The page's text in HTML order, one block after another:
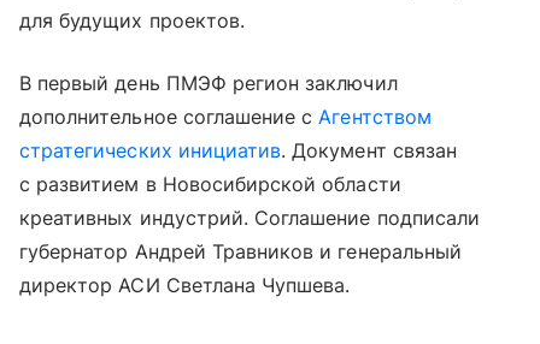
для будущих проектов.
В первый день ПМЭФ регион заключил
дополнительное соглашение с Агентством
стратегических инициатив. Документ связан
с развитием в Новосибирской области
креативных индустрий. Соглашение подписали
губернатор Андрей Травников и генеральный
директор АСИ Светлана Чупшева.